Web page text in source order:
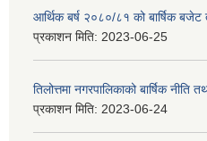
आर्थिक बर्ष २०८०/८१ को बार्षिक बजेट
प्रकाशन मिति: 2023-06-25
तिलोत्तमा नगरपालिकाको बार्षिक
प्रकाशन मिति: 2023-06-24